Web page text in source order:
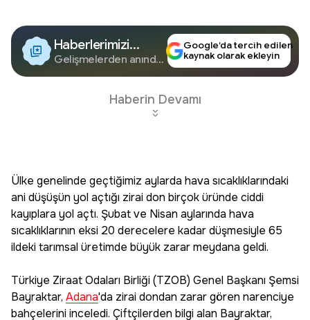
Haberlerimizi
Google'da Takip
Edin
Gelişmelerden anında
Google’da tercih edilen
kaynak olarak ekleyin
Haberin Devamı
Ülke genelinde geçtiğimiz aylarda hava sıcaklıklarındaki
ani düşüşün yol açtığı zirai don birçok üründe ciddi
kayıplara yol açtı. Şubat ve Nisan aylarında hava
sıcaklıklarının eksi 20 derecelere kadar düşmesiyle 65
ildeki tarımsal üretimde büyük zarar meydana geldi.
Türkiye Ziraat Odaları Birliği (TZOB) Genel Başkanı Şemsi
Bayraktar, Adana'da zirai dondan zarar gören narenciye
bahçelerini inceledi. Çiftçilerden bilgi alan Bayraktar,